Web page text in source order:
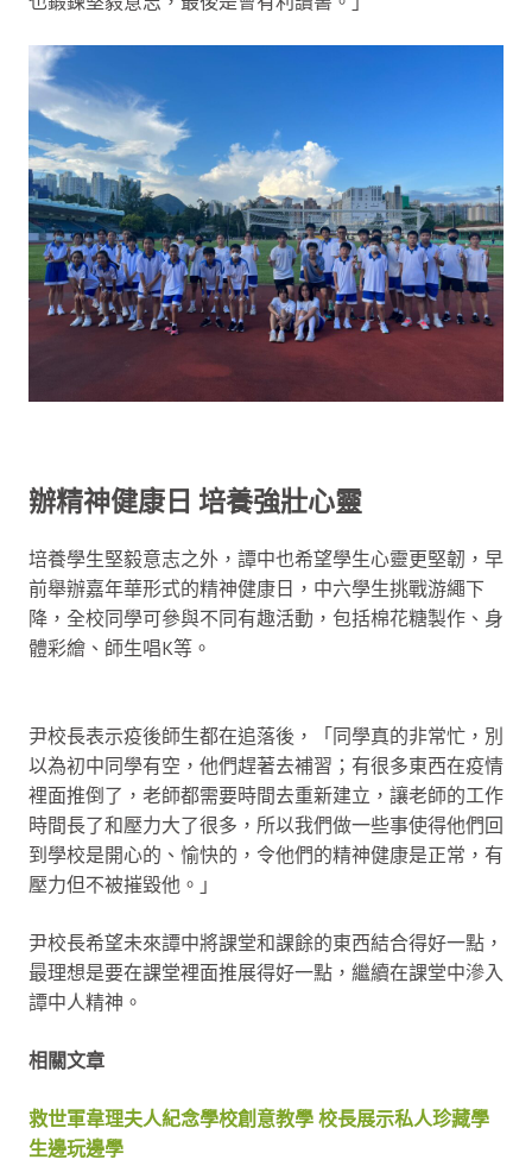
辦精神健康日 培養強壯心靈
培養學生堅毅意志之外，譚中也希望學生心靈更堅韌，早
前舉辦嘉年華形式的精神健康日，中六學生挑戰游繩下
降，全校同學可參與不同有趣活動，包括棉花糖製作、身
體彩繪、師生唱K等。
尹校長表示疫後師生都在追落後，「同學真的非常忙，別
以為初中同學有空，他們趕著去補習；有很多東西在疫情
裡面推倒了，老師都需要時間去重新建立，讓老師的工作
時間長了和壓力大了很多，所以我們做一些事使得他們回
到學校是開心的、愉快的，令他們的精神健康是正常，有
壓力但不被摧毀他。」
尹校長希望未來譚中將課堂和課餘的東西結合得好一點，
最理想是要在課堂裡面推展得好一點，繼續在課堂中滲入
譚中人精神。
相關文章
救世軍韋理夫人紀念學校創意教學 校長展示私人珍藏學
生邊玩邊學